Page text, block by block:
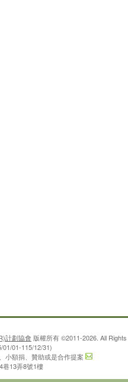
計劃協會 版權所有 ©2011-2026. All
01-115/12/31)
小額捐、贊助或是合作提案
巷13弄8號1樓